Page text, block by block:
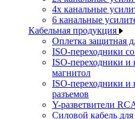
4х канальные
6 канальные
Кабельная продукция
Оплетка защитная
ISO-переходники
ISO-переходники и
магнитол
ISO-переходники и
разъемов
Y-разветвители
Силовой кабель для